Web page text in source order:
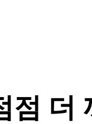
점 더